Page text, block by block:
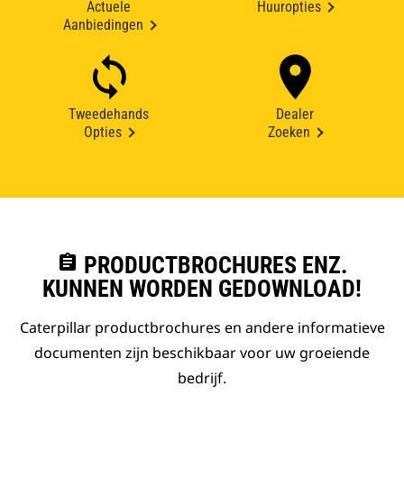
Actuele
Aanbiedingen
Huuropties
Tweedehands
Opties
Dealer
Zoeken
assignment PRODUCTBROCHURES ENZ.
KUNNEN WORDEN GEDOWNLOAD!
Caterpillar productbrochures en andere informatieve
documenten zijn beschikbaar voor uw groeiende
bedrijf.